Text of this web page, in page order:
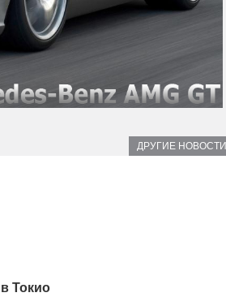
ДРУГИЕ НОВОСТИ
Токио